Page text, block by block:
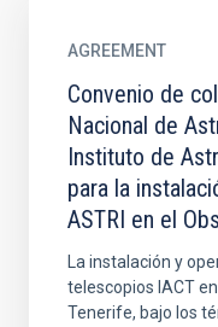
AGREEMENT
Convenio de
Nacional de
Instituto de
para la
ASTRI en el
La instalación y
telescopios IACT
Tenerife, bajo los